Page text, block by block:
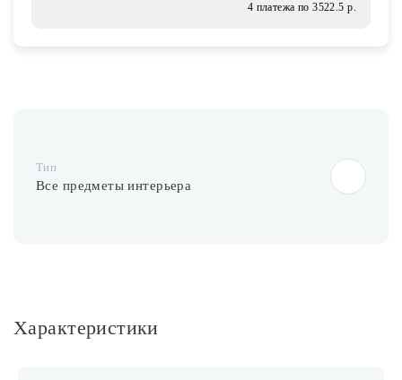
Акции
Контакты
4 платежа по 3522.5 р.
Тип
Все предметы интерьера
Характеристики